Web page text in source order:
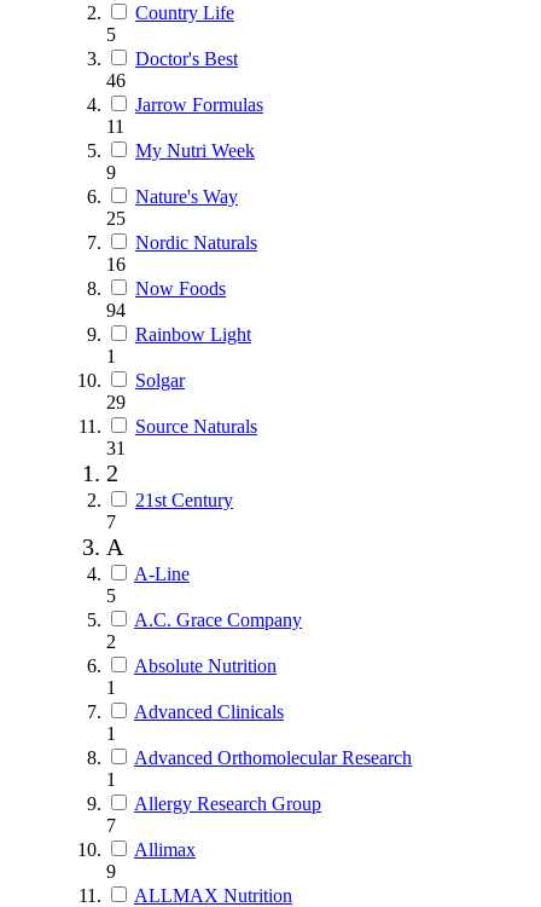
Country Life
5
Doctor's Best
46
Jarrow Formulas
11
My Nutri Week
9
Nature's Way
25
Nordic Naturals
16
Now Foods
94
Rainbow Light
1
Solgar
29
Source Naturals
31
2
21st Century
7
A
A-Line
5
A.C. Grace Company
2
Absolute Nutrition
1
Advanced Clinicals
1
Advanced Orthomolecular Research
1
Allergy Research Group
7
Allimax
9
ALLMAX Nutrition